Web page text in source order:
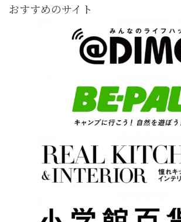
おすすめのサイト